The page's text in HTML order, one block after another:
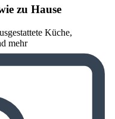
zu Hause
Küche,
mehr